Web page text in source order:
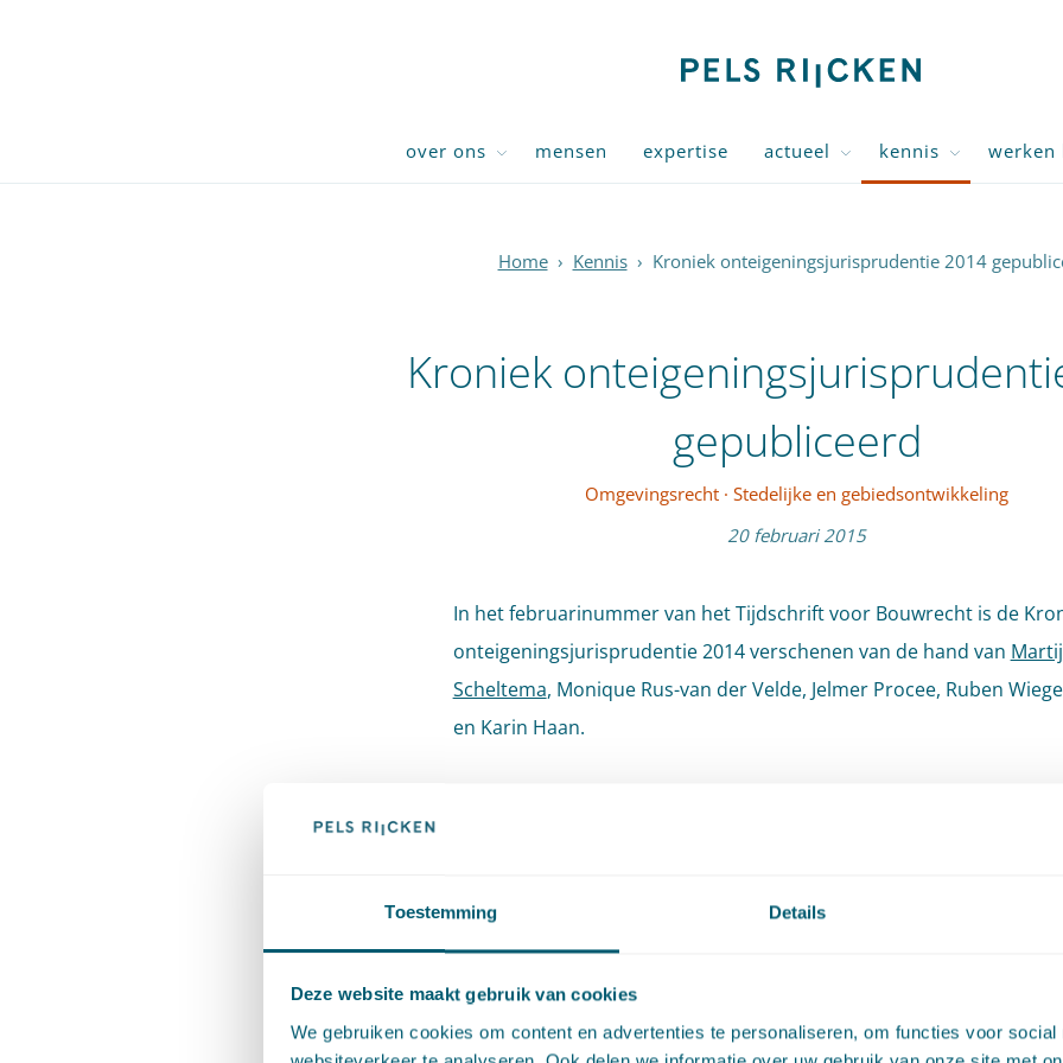
Toestemming Details
Deze website maakt gebruik van cookies
We gebruiken cookies om content en advertenties te personaliseren, om functies voor social
over ons mensen expertise actueel kennis werken
Home › Kennis › Kroniek onteigeningsjurisprudentie 2014
Kroniek
gepubliceerd
Omgevingsrecht · Stedelijke en gebiedsontwikkeling
20 februari 2015
In het februarinummer van het Tijdschrift voor Bouwrecht is de
onteigeningsjurisprudentie 2014 verschenen van de hand van
Scheltema, Monique Rus-van der Velde, Jelmer Procee, Ruben
en Karin Haan.
Ook over de jaren 2010 t/m 2013 is in het Tijdschrift voor